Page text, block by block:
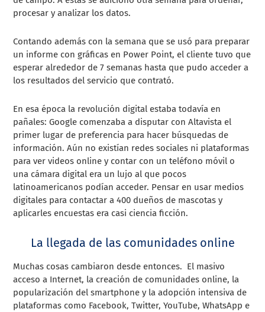
procesar y analizar los datos.
Contando además con la semana que se usó para preparar
un informe con gráficas en Power Point, el cliente tuvo que
esperar alrededor de 7 semanas hasta que pudo acceder a
los resultados del servicio que contrató.
En esa época la revolución digital estaba todavía en
pañales: Google comenzaba a disputar con Altavista el
primer lugar de preferencia para hacer búsquedas de
información. Aún no existían redes sociales ni plataformas
para ver videos online y contar con un teléfono móvil o
una cámara digital era un lujo al que pocos
latinoamericanos podían acceder. Pensar en usar medios
digitales para contactar a 400 dueños de mascotas y
aplicarles encuestas era casi ciencia ficción.
La llegada de las comunidades online
Muchas cosas cambiaron desde entonces. El masivo
acceso a Internet, la creación de comunidades online, la
popularización del smartphone y la adopción intensiva de
plataformas como Facebook, Twitter, YouTube, WhatsApp e